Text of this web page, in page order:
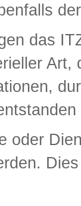
das
oder